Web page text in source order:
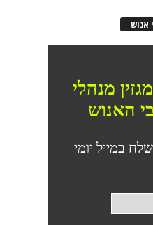
אנוש